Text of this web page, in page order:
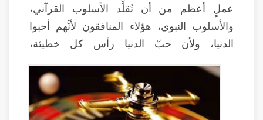
عملٍ أعظم من أن تُقلِّد الأسلوب القرآني،
والأسلوب النبوي، هؤلاء المنافقون لأنَّهم أحبوا
الدنيا، ولأن حبّ الدنيا رأس كل خطيئة،